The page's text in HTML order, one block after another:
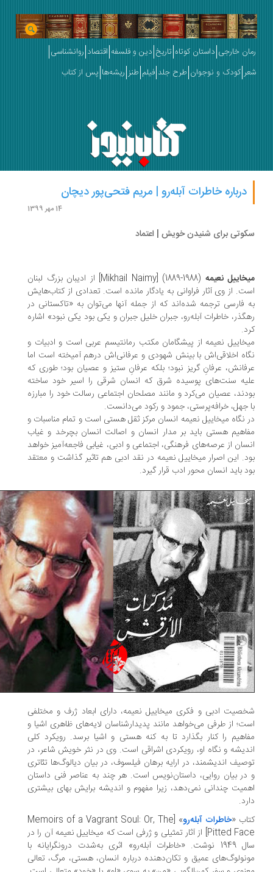
خارجی داستان کوتاه تاریخ دین و فلسفه اقتصاد روانشناسی
کودک و نوجوان طرح جلد فیلم طنز ریشه‌ها پس از کتاب
درباره خاطرات آبله‌رو | مریم فتحی‌پور دیچان
برای شنیدن خویش | اعتماد
نعیمه
(1988-1889) [Mikhail Naimy] از ادیبان بزرگ لبنان
از وی آثار فراوانی به یادگار مانده است. تعدادی از کتاب‌هایش
فارسی ترجمه شده‌اند که از جمله آنها می‌توان به «تاکستانی در
خاطرات آبله‌رو، جبران خلیل جبران و یکی بود یکی نبود» اشاره
نعیمه از پیشگامان مکتب رمانتیسم عربی است و ادبیات و
اخلاقی‌اش با بینش شهودی و عرفانی‌اش درهم آمیخته است اما
عرفانِ گریز نبود؛ بلکه عرفان‌ِ ستیز و عصیان بود؛ طوری که
سنت‌های پوسیده شرق که انسان شرقی را اسیر خود ساخته
عصیان می‌کرد و مانند مصلحان اجتماعی رسالت خود را مبارزه
جهل، خرافه‌پرستی، جمود و رکود می‌دانست.
نگاه میخاییل نعیمه انسان مرکز ثقل هستی است و تمام مناسبات و
هستی باید بر مدار انسان و اصالت انسان بچرخد و غیاب
از عرصه‌های فرهنگی، اجتماعی و ادبی، غیابی فاجعه‌آمیز خواهد
این اصرار میخاییل نعیمه در نقد ادبی هم تاثیر گذاشت و معتقد
باید انسان محور ادب قرار گیرد.
ادبی و فکری میخاییل نعیمه، دارای ابعاد ژرف و مختلفی
از طرفی می‌خواهد مانند پدیدارشناسان لایه‌های ظاهری اشیا و
را کنار بگذارد تا به کنه هستی و اشیا برسد. رویکرد کلی
و نگاه او، رویکردی اشراقی است. وی در نثر خویش شاعر، در
اندیشمند، در ارایه برهان فیلسوف، در بیان دیالوگ‌ها تئاتری
بیان روایی، داستان‌نویس است. هر چند به عناصر فنی داستان
چندانی نمی‌دهد، زیرا مفهوم و اندیشه برایش بهای بیشتری
خاطرات آبله‌رو
» [Memoirs of a Vagrant Soul: Or, The
Pitted Face] از آثار تمثیلی و ژرفی است که میخاییل نعیمه آن را در
سال 1949 نوشت. «خاطرات آبله‌رو» اثری به‌شدت درونگرایانه با
عمیق و تکان‌دهنده درباره انسان، هستی، مرگ، تعالی